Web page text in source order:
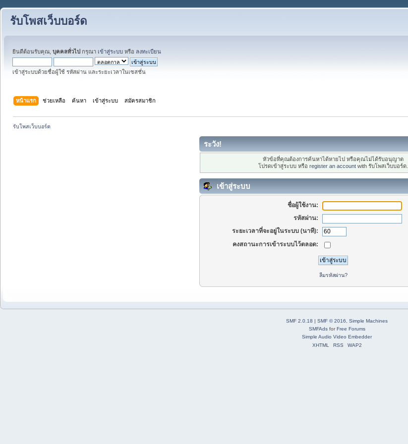
รับโพสเว็บบอร์ด
ยินดีต้อนรับคุณ, บุคคลทั่วไป กรุณา เข้าสู่ระบบ หรือ ลงทะเบียน
เข้าสู่ระบบด้วยชื่อผู้ใช้ รหัสผ่าน และระยะเวลาในเซสชั่น
หน้าแรก ช่วยเหลือ ค้นหา เข้าสู่ระบบ สมัครสมาชิก
รับโพสเว็บบอร์ด
ระวัง!
หัวข้อที่คุณต้องการค้นหาได้หายไป หรือคุณไม่ได้รับอนุญาต
โปรดเข้าสู่ระบบ หรือ register an account with รับโพสเว็บบอร์ด.
เข้าสู่ระบบ
ชื่อผู้ใช้งาน:
รหัสผ่าน:
ระยะเวลาที่จะอยู่ในระบบ (นาที):
คงสถานะการเข้าระบบไว้ตลอด:
ลืมรหัสผ่าน?
SMF 2.0.18 | SMF © 2016
Simple Machines
SMFAdsforFree Forums
Simple Audio Video Embedder
XHTML
RSS WAP2